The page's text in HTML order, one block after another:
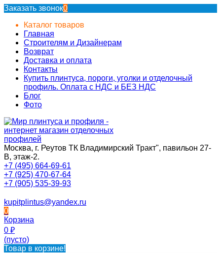
Заказать звонок0
Каталог товаров
Главная
Строителям и Дизайнерам
Возврат
Доставка и оплата
Контакты
Купить плинтуса, пороги, уголки и отделочный
профиль. Оплата с НДС и БЕЗ НДС
Блог
Фото
Москва, г. Реутов ТК Владимирский Тракт", павильон 27-
В, этаж-2.
+7 (495) 664-69-61
+7 (925) 470-67-64
+7 (905) 535-39-93
kupitplintus@yandex.ru
0
Корзина
0 ₽
(пусто)
Товар в корзине!